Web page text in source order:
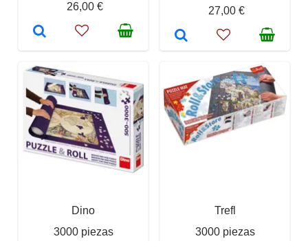
26,00 €
27,00 €
Dino
3000 piezas
Trefl
3000 piezas